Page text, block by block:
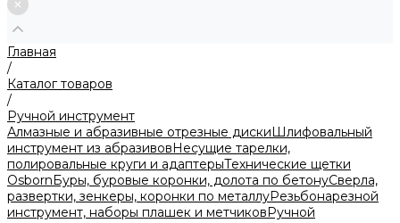
Главная
/
Каталог товаров
/
Ручной инструмент
Алмазные и абразивные отрезные дискиШлифовальный
инструмент из абразивовНесущие тарелки,
полировальные круги и адаптерыТехнические щетки
OsbornБуры, буровые коронки, долота по бетонуСверла,
развертки, зенкеры, коронки по металлуРезьбонарезной
инструмент, наборы плашек и метчиковРучной